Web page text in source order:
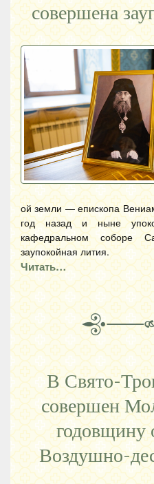
совершена
ой земли — епископа
год назад и ныне
кафедральном соборе
заупокойная лития.
Читать…
В Свято-
совершен
годовщину
Воздушно-